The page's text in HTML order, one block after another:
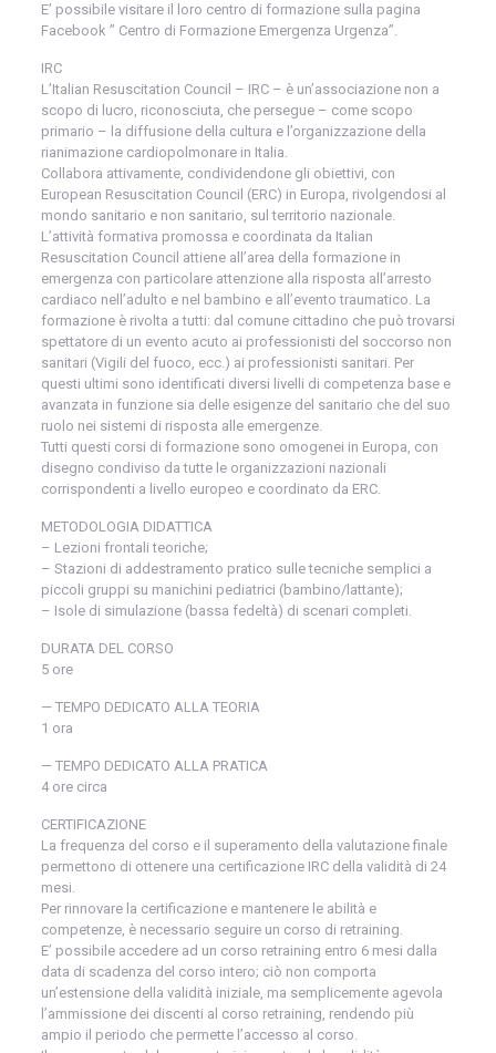
E’ possibile visitare il loro centro di formazione sulla pagina
Facebook ” Centro di Formazione Emergenza Urgenza”.
IRC
L’Italian Resuscitation Council – IRC – è un’associazione non a
scopo di lucro, riconosciuta, che persegue – come scopo
primario – la diffusione della cultura e l’organizzazione della
rianimazione cardiopolmonare in Italia.
Collabora attivamente, condividendone gli obiettivi, con
European Resuscitation Council (ERC) in Europa, rivolgendosi al
mondo sanitario e non sanitario, sul territorio nazionale.
L’attività formativa promossa e coordinata da Italian
Resuscitation Council attiene all’area della formazione in
emergenza con particolare attenzione alla risposta all’arresto
cardiaco nell’adulto e nel bambino e all’evento traumatico. La
formazione è rivolta a tutti: dal comune cittadino che può trovarsi
spettatore di un evento acuto ai professionisti del soccorso non
sanitari (Vigili del fuoco, ecc.) ai professionisti sanitari. Per
questi ultimi sono identificati diversi livelli di competenza base e
avanzata in funzione sia delle esigenze del sanitario che del suo
ruolo nei sistemi di risposta alle emergenze.
Tutti questi corsi di formazione sono omogenei in Europa, con
disegno condiviso da tutte le organizzazioni nazionali
corrispondenti a livello europeo e coordinato da ERC.
METODOLOGIA DIDATTICA
– Lezioni frontali teoriche;
– Stazioni di addestramento pratico sulle tecniche semplici a
piccoli gruppi su manichini pediatrici (bambino/lattante);
– Isole di simulazione (bassa fedeltà) di scenari completi.
DURATA DEL CORSO
5 ore
— TEMPO DEDICATO ALLA TEORIA
1 ora
— TEMPO DEDICATO ALLA PRATICA
4 ore circa
CERTIFICAZIONE
La frequenza del corso e il superamento della valutazione finale
permettono di ottenere una certificazione IRC della validità di 24
mesi.
Per rinnovare la certificazione e mantenere le abilità e
competenze, è necessario seguire un corso di retraining.
E’ possibile accedere ad un corso retraining entro 6 mesi dalla
data di scadenza del corso intero; ciò non comporta
un’estensione della validità iniziale, ma semplicemente agevola
l’ammissione dei discenti al corso retraining, rendendo più
ampio il periodo che permette l’accesso al corso.